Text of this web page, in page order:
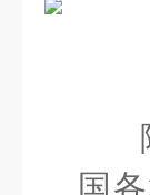
国